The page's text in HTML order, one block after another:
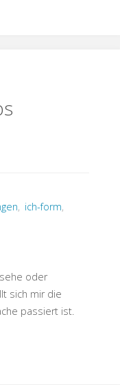
, ich-form,
oder
sich mir die
passiert ist.